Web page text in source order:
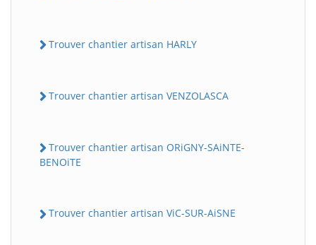
Trouver chantier artisan HARLY
Trouver chantier artisan VENZOLASCA
Trouver chantier artisan ORiGNY-SAiNTE-
BENOiTE
Trouver chantier artisan ViC-SUR-AiSNE